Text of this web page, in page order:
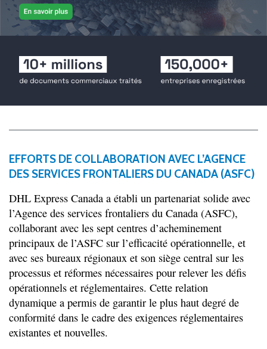
EFFORTS DE COLLABORATION AVEC L’AGENCE
DES SERVICES FRONTALIERS DU CANADA (ASFC)
DHL Express Canada a établi un partenariat solide avec
l’Agence des services frontaliers du Canada (ASFC),
collaborant avec les sept centres d’acheminement
principaux de l’ASFC sur l’efficacité opérationnelle, et
avec ses bureaux régionaux et son siège central sur les
processus et réformes nécessaires pour relever les défis
opérationnels et réglementaires. Cette relation
dynamique a permis de garantir le plus haut degré de
conformité dans le cadre des exigences réglementaires
existantes et nouvelles.